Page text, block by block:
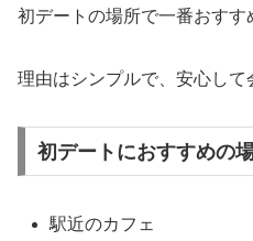
初デートの場所で一番おすす
理由はシンプルで、安心して
初デートにおすすめの
駅近のカフェ